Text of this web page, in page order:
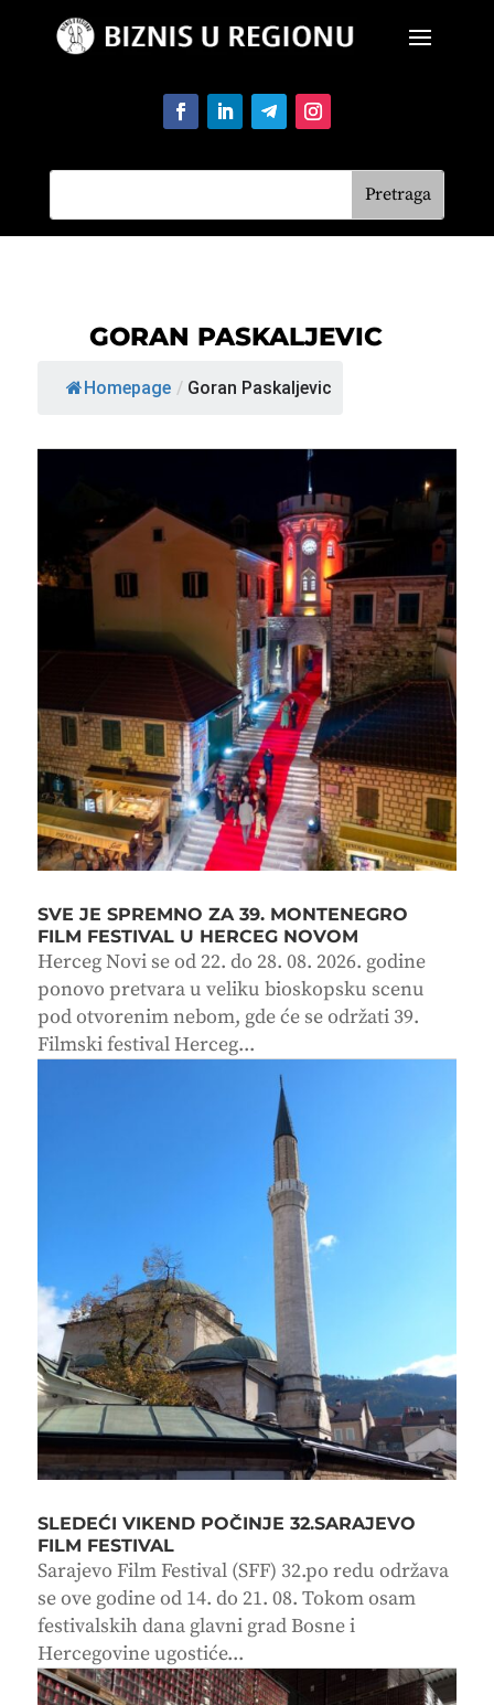
GORAN PASKALJEVIC
Homepage / Goran Paskaljevic
SVE JE SPREMNO ZA 39. MONTENEGRO
FILM FESTIVAL U HERCEG NOVOM
Herceg Novi se od 22. do 28. 08. 2026. godine
ponovo pretvara u veliku bioskopsku scenu
pod otvorenim nebom, gde će se održati 39.
Filmski festival Herceg...
SLEDEĆI VIKEND POČINJE 32.SARAJEVO
FILM FESTIVAL
Sarajevo Film Festival (SFF) 32.po redu održava
se ove godine od 14. do 21. 08. Tokom osam
festivalskih dana glavni grad Bosne i
Hercegovine ugostiće...